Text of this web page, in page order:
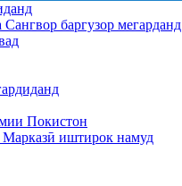
баргузор мегарданд
Покистон
иштирок намуд